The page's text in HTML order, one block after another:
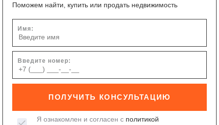
Поможем найти, купить или продать недвижимость
Имя:
Введите номер:
ПОЛУЧИТЬ КОНСУЛЬТАЦИЮ
Я ознакомлен и согласен с политикой